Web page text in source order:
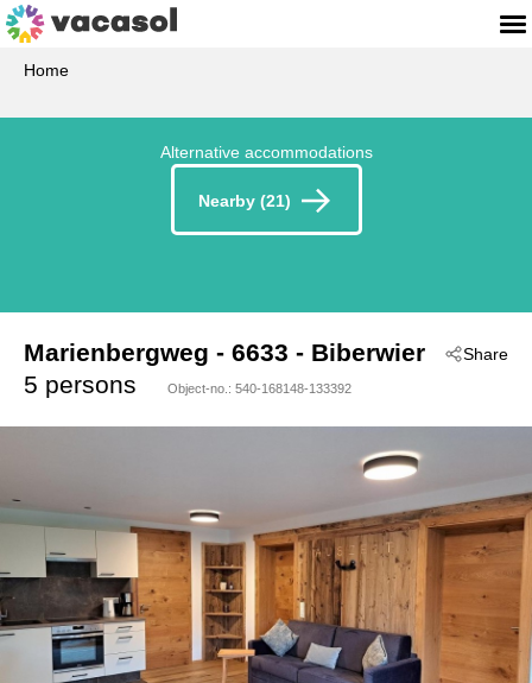
Home
Alternative accommodations
Nearby (21)
Share
Marienbergweg - 6633 - Biberwier
5 persons
Object-no.: 540-168148-133392